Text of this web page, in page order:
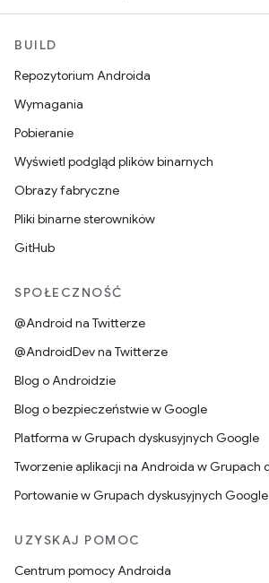
BUILD
Repozytorium Androida
Wymagania
Pobieranie
Wyświetl podgląd plików binarnych
Obrazy fabryczne
Pliki binarne sterowników
GitHub
SPOŁECZNOŚĆ
@Android na Twitterze
@AndroidDev na Twitterze
Blog o Androidzie
Blog o bezpieczeństwie w Google
Platforma w Grupach dyskusyjnych Google
Tworzenie aplikacji na Androida w Grupach
Portowanie w Grupach dyskusyjnych Google
UZYSKAJ POMOC
Centrum pomocy Androida